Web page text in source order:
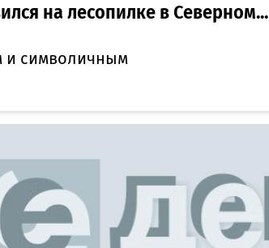
на лесопилке в Северном...
и символичным